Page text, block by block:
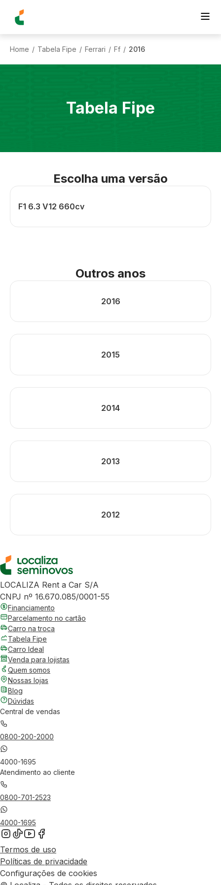
Home / Tabela Fipe / Ferrari / Ff / 2016
Tabela Fipe
Escolha uma versão
F1 6.3 V12 660cv
Outros anos
2016
2015
2014
2013
2012
LOCALIZA Rent a Car S/A
CNPJ nº 16.670.085/0001-55
Financiamento
Parcelamento no cartão
Carro na troca
Tabela Fipe
Carro Ideal
Venda para lojistas
Quem somos
Nossas lojas
Blog
Dúvidas
Central de vendas
0800-200-2000
4000-1695
Atendimento ao cliente
0800-701-2523
4000-1695
Termos de uso
Políticas de privacidade
Configurações de cookies